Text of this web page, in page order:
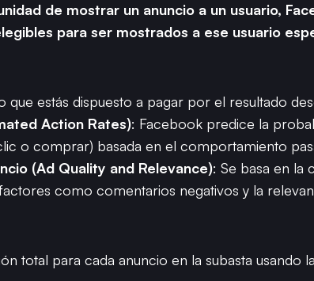
de mostrar un anuncio a un usuario,
para ser mostrados a ese usuario
que estás dispuesto a pagar por el resultado
Action Rates): Facebook predice la
o comprar) basada en el comportamiento
(Ad Quality and Relevance): Se basa en la
como comentarios negativos y la
total para cada anuncio en la subasta usando